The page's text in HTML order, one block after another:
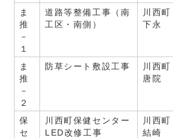
ま
推
－
１
道路等整備工事（南
工区・南側）
川西町
下永
ま
推
－
２
防草シート敷設工事
川西町
唐院
保
セ
川西町保健センター
LED改修工事
川西町
結崎